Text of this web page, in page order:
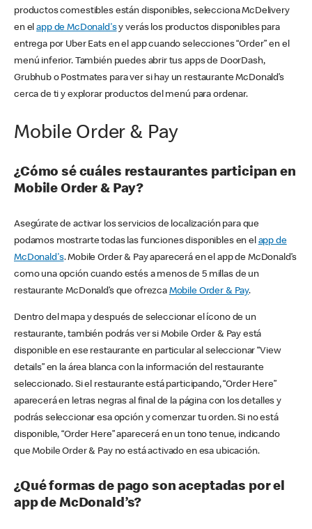
productos comestibles están disponibles, selecciona McDelivery
en elapp de McDonald'sy verás los productos disponibles para
entrega por Uber Eats en el app cuando selecciones “Order” en el
menú inferior. También puedes abrir tus apps de DoorDash,
Grubhub o Postmates para ver si hay un restaurante McDonald’s
cerca de ti y explorar productos del menú para ordenar.
Mobile Order & Pay
¿Cómo sé cuáles restaurantes participan en
Mobile Order & Pay?
Asegúrate de activar los servicios de localización para que
podamos mostrarte todas las funciones disponibles en el app de
McDonald's. Mobile Order & Pay aparecerá en el app de McDonald’s
como una opción cuando estés a menos de 5 millas de un
restaurante McDonald’s que ofrezca Mobile Order & Pay.
Dentro del mapa y después de seleccionar el ícono de un
restaurante, también podrás ver si Mobile Order & Pay está
disponible en ese restaurante en particular al seleccionar “View
details” en la área blanca con la información del restaurante
seleccionado. Si el restaurante está participando, “Order Here”
aparecerá en letras negras al final de la página con los detalles y
podrás seleccionar esa opción y comenzar tu orden. Si no está
disponible, “Order Here” aparecerá en un tono tenue, indicando
que Mobile Order & Pay no está activado en esa ubicación.
¿Qué formas de pago son aceptadas por el
app de McDonald’s?